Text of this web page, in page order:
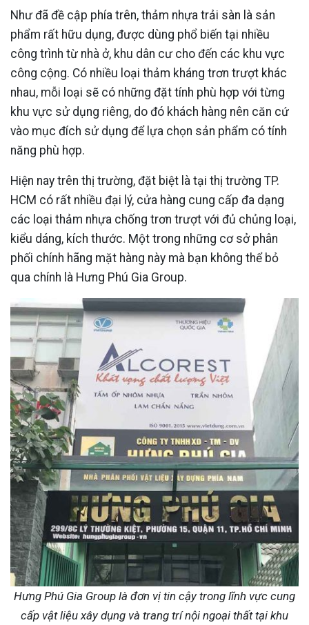
Như đã đề cập phía trên, thảm nhựa trải sàn là sản
phẩm rất hữu dụng, được dùng phổ biến tại nhiều
công trình từ nhà ở, khu dân cư cho đến các khu vực
công cộng. Có nhiều loại thảm kháng trơn trượt khác
nhau, mỗi loại sẽ có những đặt tính phù hợp với từng
khu vực sử dụng riêng, do đó khách hàng nên căn cứ
vào mục đích sử dụng để lựa chọn sản phẩm có tính
năng phù hợp.
Hiện nay trên thị trường, đặt biệt là tại thị trường TP.
HCM có rất nhiều đại lý, cửa hàng cung cấp đa dạng
các loại thảm nhựa chống trơn trượt với đủ chủng loại,
kiểu dáng, kích thước. Một trong những cơ sở phân
phối chính hãng mặt hàng này mà bạn không thể bỏ
qua chính là Hưng Phú Gia Group.
Hưng Phú Gia Group là đơn vị tin cậy trong lĩnh vực cung
cấp vật liệu xây dụng và trang trí nội ngoại thất tại khu